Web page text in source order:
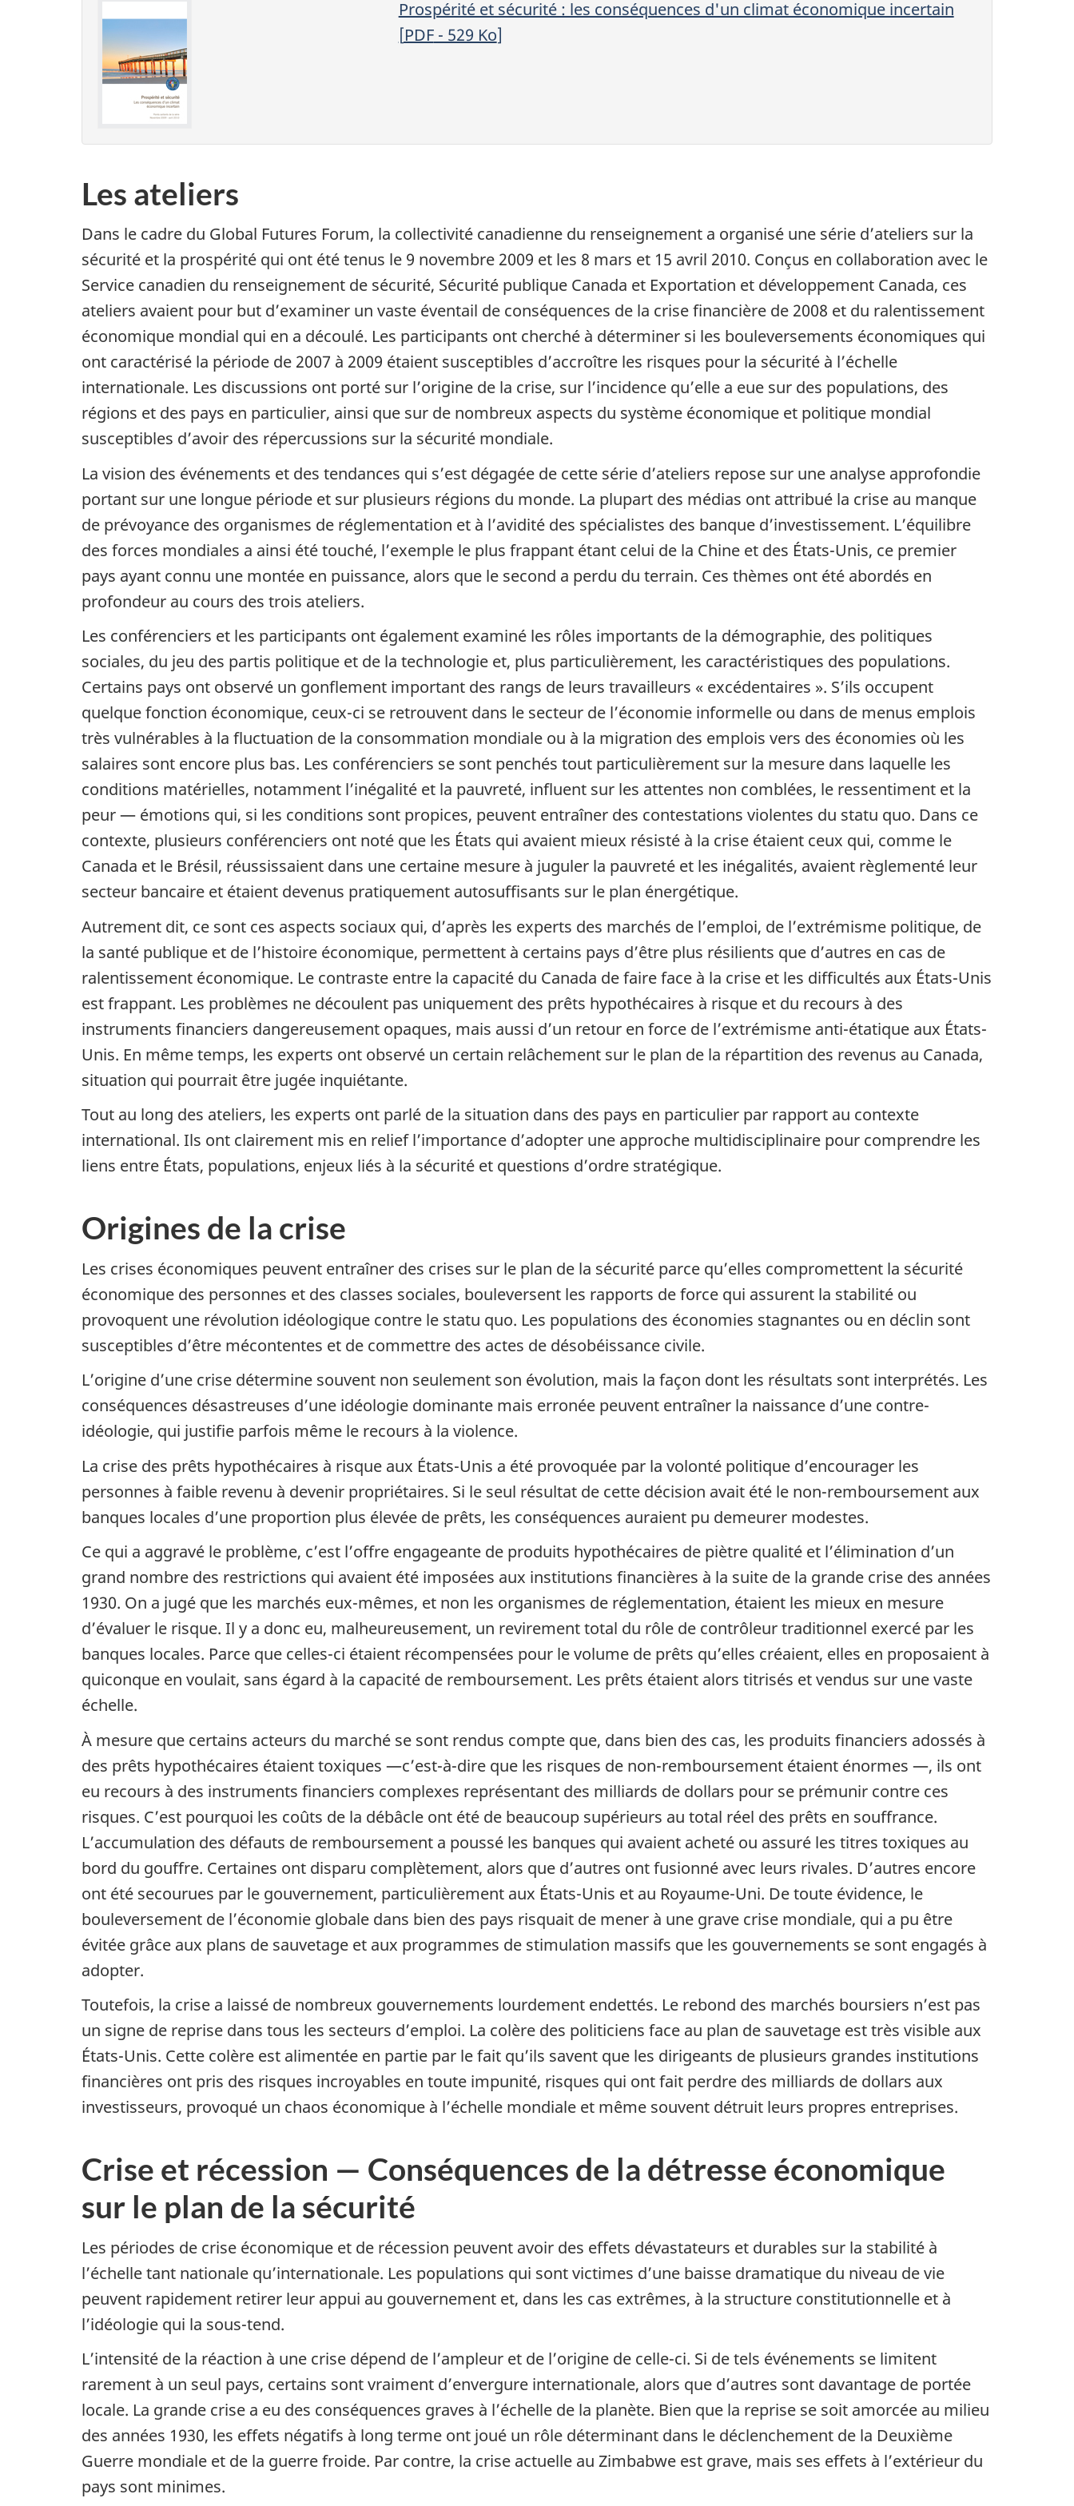
Prospérité et sécurité : les conséquences d'un climat économique incertain
[PDF- 529 Ko]
Les ateliers
Dans le cadre du Global Futures Forum, la collectivité canadienne du renseignement a organisé une série d’ateliers sur la
sécurité et la prospérité qui ont été tenus le 9 novembre 2009 et les 8 mars et 15 avril 2010. Conçus en collaboration avec le
Service canadien du renseignement de sécurité, Sécurité publique Canada et Exportation et développement Canada, ces
ateliers avaient pour but d’examiner un vaste éventail de conséquences de la crise financière de 2008 et du ralentissement
économique mondial qui en a découlé. Les participants ont cherché à déterminer si les bouleversements économiques qui
ont caractérisé la période de 2007 à 2009 étaient susceptibles d’accroître les risques pour la sécurité à l’échelle
internationale. Les discussions ont porté sur l’origine de la crise, sur l’incidence qu’elle a eue sur des populations, des
régions et des pays en particulier, ainsi que sur de nombreux aspects du système économique et politique mondial
susceptibles d’avoir des répercussions sur la sécurité mondiale.
La vision des événements et des tendances qui s’est dégagée de cette série d’ateliers repose sur une analyse approfondie
portant sur une longue période et sur plusieurs régions du monde. La plupart des médias ont attribué la crise au manque
de prévoyance des organismes de réglementation et à l’avidité des spécialistes des banque d’investissement. L’équilibre
des forces mondiales a ainsi été touché, l’exemple le plus frappant étant celui de la Chine et des États-Unis, ce premier
pays ayant connu une montée en puissance, alors que le second a perdu du terrain. Ces thèmes ont été abordés en
profondeur au cours des trois ateliers.
Les conférenciers et les participants ont également examiné les rôles importants de la démographie, des politiques
sociales, du jeu des partis politique et de la technologie et, plus particulièrement, les caractéristiques des populations.
Certains pays ont observé un gonflement important des rangs de leurs travailleurs « excédentaires ». S’ils occupent
quelque fonction économique, ceux-ci se retrouvent dans le secteur de l’économie informelle ou dans de menus emplois
très vulnérables à la fluctuation de la consommation mondiale ou à la migration des emplois vers des économies où les
salaires sont encore plus bas. Les conférenciers se sont penchés tout particulièrement sur la mesure dans laquelle les
conditions matérielles, notamment l’inégalité et la pauvreté, influent sur les attentes non comblées, le ressentiment et la
peur — émotions qui, si les conditions sont propices, peuvent entraîner des contestations violentes du statu quo. Dans ce
contexte, plusieurs conférenciers ont noté que les États qui avaient mieux résisté à la crise étaient ceux qui, comme le
Canada et le Brésil, réussissaient dans une certaine mesure à juguler la pauvreté et les inégalités, avaient règlementé leur
secteur bancaire et étaient devenus pratiquement autosuffisants sur le plan énergétique.
Autrement dit, ce sont ces aspects sociaux qui, d’après les experts des marchés de l’emploi, de l’extrémisme politique, de
la santé publique et de l’histoire économique, permettent à certains pays d’être plus résilients que d’autres en cas de
ralentissement économique. Le contraste entre la capacité du Canada de faire face à la crise et les difficultés aux États-Unis
est frappant. Les problèmes ne découlent pas uniquement des prêts hypothécaires à risque et du recours à des
instruments financiers dangereusement opaques, mais aussi d’un retour en force de l’extrémisme anti-étatique aux États-
Unis. En même temps, les experts ont observé un certain relâchement sur le plan de la répartition des revenus au Canada,
situation qui pourrait être jugée inquiétante.
Tout au long des ateliers, les experts ont parlé de la situation dans des pays en particulier par rapport au contexte
international. Ils ont clairement mis en relief l’importance d’adopter une approche multidisciplinaire pour comprendre les
liens entre États, populations, enjeux liés à la sécurité et questions d’ordre stratégique.
Origines de la crise
Les crises économiques peuvent entraîner des crises sur le plan de la sécurité parce qu’elles compromettent la sécurité
économique des personnes et des classes sociales, bouleversent les rapports de force qui assurent la stabilité ou
provoquent une révolution idéologique contre le statu quo. Les populations des économies stagnantes ou en déclin sont
susceptibles d’être mécontentes et de commettre des actes de désobéissance civile.
L’origine d’une crise détermine souvent non seulement son évolution, mais la façon dont les résultats sont interprétés. Les
conséquences désastreuses d’une idéologie dominante mais erronée peuvent entraîner la naissance d’une contre-
idéologie, qui justifie parfois même le recours à la violence.
La crise des prêts hypothécaires à risque aux États-Unis a été provoquée par la volonté politique d’encourager les
personnes à faible revenu à devenir propriétaires. Si le seul résultat de cette décision avait été le non-remboursement aux
banques locales d’une proportion plus élevée de prêts, les conséquences auraient pu demeurer modestes.
Ce qui a aggravé le problème, c’est l’offre engageante de produits hypothécaires de piètre qualité et l’élimination d’un
grand nombre des restrictions qui avaient été imposées aux institutions financières à la suite de la grande crise des années
1930. On a jugé que les marchés eux-mêmes, et non les organismes de réglementation, étaient les mieux en mesure
d’évaluer le risque. Il y a donc eu, malheureusement, un revirement total du rôle de contrôleur traditionnel exercé par les
banques locales. Parce que celles-ci étaient récompensées pour le volume de prêts qu’elles créaient, elles en proposaient à
quiconque en voulait, sans égard à la capacité de remboursement. Les prêts étaient alors titrisés et vendus sur une vaste
échelle.
À mesure que certains acteurs du marché se sont rendus compte que, dans bien des cas, les produits financiers adossés à
des prêts hypothécaires étaient toxiques —c’est-à-dire que les risques de non-remboursement étaient énormes —, ils ont
eu recours à des instruments financiers complexes représentant des milliards de dollars pour se prémunir contre ces
risques. C’est pourquoi les coûts de la débâcle ont été de beaucoup supérieurs au total réel des prêts en souffrance.
L’accumulation des défauts de remboursement a poussé les banques qui avaient acheté ou assuré les titres toxiques au
bord du gouffre. Certaines ont disparu complètement, alors que d’autres ont fusionné avec leurs rivales. D’autres encore
ont été secourues par le gouvernement, particulièrement aux États-Unis et au Royaume-Uni. De toute évidence, le
bouleversement de l’économie globale dans bien des pays risquait de mener à une grave crise mondiale, qui a pu être
évitée grâce aux plans de sauvetage et aux programmes de stimulation massifs que les gouvernements se sont engagés à
adopter.
Toutefois, la crise a laissé de nombreux gouvernements lourdement endettés. Le rebond des marchés boursiers n’est pas
un signe de reprise dans tous les secteurs d’emploi. La colère des politiciens face au plan de sauvetage est très visible aux
États-Unis. Cette colère est alimentée en partie par le fait qu’ils savent que les dirigeants de plusieurs grandes institutions
financières ont pris des risques incroyables en toute impunité, risques qui ont fait perdre des milliards de dollars aux
investisseurs, provoqué un chaos économique à l’échelle mondiale et même souvent détruit leurs propres entreprises.
Crise et récession — Conséquences de la détresse économique
sur le plan de la sécurité
Les périodes de crise économique et de récession peuvent avoir des effets dévastateurs et durables sur la stabilité à
l’échelle tant nationale qu’internationale. Les populations qui sont victimes d’une baisse dramatique du niveau de vie
peuvent rapidement retirer leur appui au gouvernement et, dans les cas extrêmes, à la structure constitutionnelle et à
l’idéologie qui la sous-tend.
L’intensité de la réaction à une crise dépend de l’ampleur et de l’origine de celle-ci. Si de tels événements se limitent
rarement à un seul pays, certains sont vraiment d’envergure internationale, alors que d’autres sont davantage de portée
locale. La grande crise a eu des conséquences graves à l’échelle de la planète. Bien que la reprise se soit amorcée au milieu
des années 1930, les effets négatifs à long terme ont joué un rôle déterminant dans le déclenchement de la Deuxième
Guerre mondiale et de la guerre froide. Par contre, la crise actuelle au Zimbabwe est grave, mais ses effets à l’extérieur du
pays sont minimes.